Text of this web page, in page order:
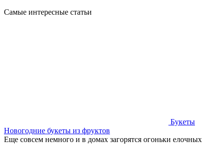
Самые интересные статьи
Букеты
Новогодние букеты из фруктов
Еще совсем немного и в домах загорятся огоньки елочных